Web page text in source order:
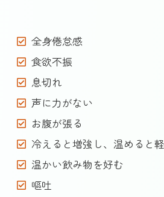
全身倦怠感
食欲不振
息切れ
声に力がない
お腹が張る
冷えると増強し、温めると
温かい飲み物を好む
嘔吐